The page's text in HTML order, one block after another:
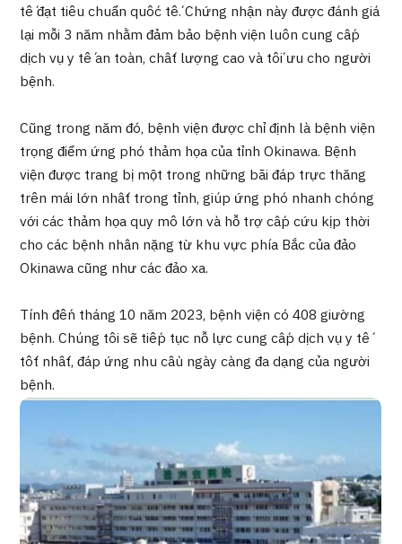
Hướng dẫn và chính sách của công ty
Quản trị JTB
Tiếng Nhật Tiếng Anh
Tiếng Trung Quốc
Tiếng Việt
Liên hệ
tế đạt tiêu chuẩn quốc tế. Chứng nhận này được đánh giá
lại mỗi 3 năm nhằm đảm bảo bệnh viện luôn cung cấp
dịch vụ y tế an toàn, chất lượng cao và tối ưu cho người
bệnh.
Cũng trong năm đó, bệnh viện được chỉ định là bệnh viện
trọng điểm ứng phó thảm họa của tỉnh Okinawa. Bệnh
viện được trang bị một trong những bãi đáp trực thăng
trên mái lớn nhất trong tỉnh, giúp ứng phó nhanh chóng
với các thảm họa quy mô lớn và hỗ trợ cấp cứu kịp thời
cho các bệnh nhân nặng từ khu vực phía Bắc của đảo
Okinawa cũng như các đảo xa.
Tính đến tháng 10 năm 2023, bệnh viện có 408 giường
bệnh. Chúng tôi sẽ tiếp tục nỗ lực cung cấp dịch vụ y tế
tốt nhất, đáp ứng nhu cầu ngày càng đa dạng của người
bệnh.